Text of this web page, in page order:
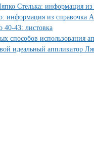
Стелька: информация из
информация из справочка
40-43: листовка
способов использования
идеальный аппликатор